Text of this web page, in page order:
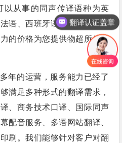
以从事的同声传译语种为英
语、西班牙语、意大利语和
的价格为您提供物超所值的
年的运营，服务能力已经了
满足多种形式的翻译需求，
、商务技术口译、国际同声
配音服务、多语网站翻译、
刷。我们能够针对客户对翻
翻译认证盖章